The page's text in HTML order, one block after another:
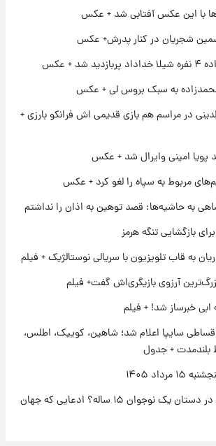
۱۶ ساعت پیش
+ جدول
آغاز طرح جدید فروش مشارکت در تولید سایپا؛
سود مشارکت چند درصد است؟
۱ روز پیش
زمان پخش «مرد سه هزار چهره» مشخص شد
کار استقلال و رامین رضاییان رسما تمام شد +
عکس / خداحافظی صمیمانه آبی ها با رامین!
با این عکس آفتابی شد + عکس
شجریان در کنار پدرش+ عکس
+ عکس
به سبک بروس لی + عکس
در مراسم هم بازی قدیمی اش فرانکو بارزی +
امینی وایرال شد + عکس
مربوط به سپاه را لغو کرد + عکس
به حاشیه‌ها: قصد توهین به اذان را نداشتم
بازگشایی تنگه هرمز
به قاب تلویزیون با سریالی نوستالژیک + فیلم
آرزوی بازیگری‌اش گفت+ فیلم
خبرساز شد! + فیلم
سایپا اعلام شد؛ شاهین، کوییک، اطلس،
بلندمدت + جدول
۱۴۰۵
راز طول عمر انسان در دستان یک نوجوان ۱۵ ساله؟ ادعایی که جهان